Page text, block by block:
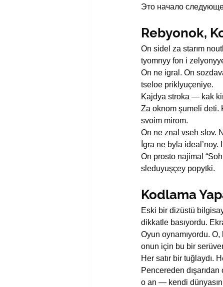
Это начало
Rebyonok,
On sidel za starım
tyomnyy fon i
On ne igral. On
tseloe priklyuçeniye.
Kajdya stroka — kak
Za oknom şumeli deti.
svoim mirom.
On ne znal vseh slov.
İgra ne byla
On prosto najimal
sleduyuşçey popytki.
Kodlama
Eski bir dizüstü
dikkatle basıyordu.
Oyun oynamıyordu.
onun için bu bir
Her satır bir tuğlaydı.
Pencereden
o an — kendi